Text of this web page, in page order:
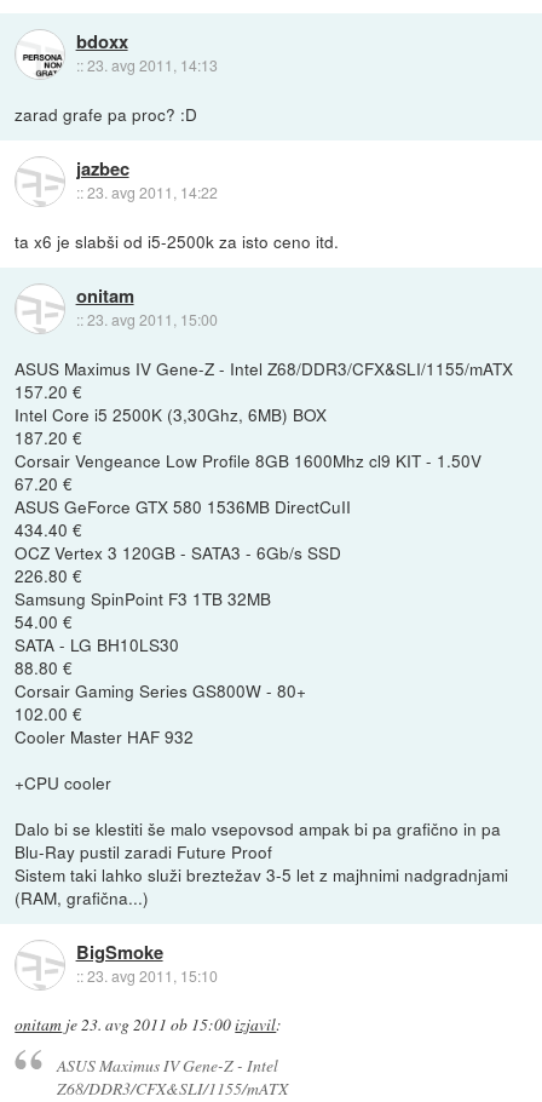
bdoxx
::23. avg 2011, 14:13
zarad grafe pa proc? :D
jazbec
::23. avg 2011, 14:22
ta x6 je slabši od i5-2500k za isto ceno itd.
onitam
::23. avg 2011, 15:00
ASUS Maximus IV Gene-Z - Intel Z68/DDR3/CFX&SLI/1155/mATX
157.20 €
Intel Core i5 2500K (3,30Ghz, 6MB) BOX
187.20 €
Corsair Vengeance Low Profile 8GB 1600Mhz cl9 KIT - 1.50V
67.20 €
ASUS GeForce GTX 580 1536MB DirectCuII
434.40 €
OCZ Vertex 3 120GB - SATA3 - 6Gb/s SSD
226.80 €
Samsung SpinPoint F3 1TB 32MB
54.00 €
SATA - LG BH10LS30
88.80 €
Corsair Gaming Series GS800W - 80+
102.00 €
Cooler Master HAF 932
+CPU cooler
Dalo bi se klestiti še malo vsepovsod ampak bi pa grafično in pa
Blu-Ray pustil zaradi Future Proof
Sistem taki lahko služi breztežav 3-5 let z majhnimi nadgradnjami
(RAM, grafična...)
BigSmoke
::23. avg 2011, 15:10
onitam je23. avg 2011 ob 15:00izjavil:
ASUS Maximus IV Gene-Z - Intel
Z68/DDR3/CFX&SLI/1155/mATX